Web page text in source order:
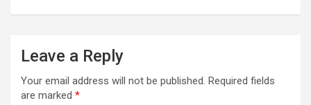
Leave a Reply
Your email address will not be published. Required fields
are marked *